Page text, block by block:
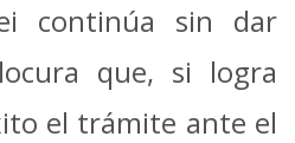
continúa sin dar
que, si logra
el trámite ante el